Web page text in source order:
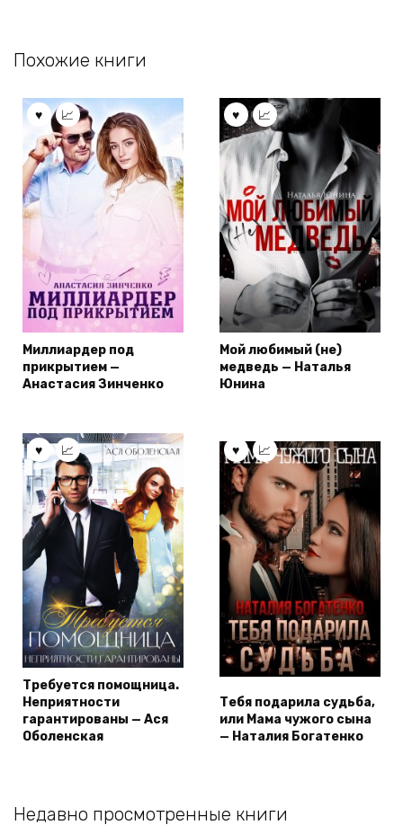
Похожие книги
Миллиардер под
прикрытием —
Анастасия Зинченко
Мой любимый (не)
медведь — Наталья
Юнина
Требуется помощница.
Неприятности
гарантированы — Ася
Оболенская
Тебя подарила судьба,
или Мама чужого сына
— Наталия Богатенко
Недавно просмотренные книги